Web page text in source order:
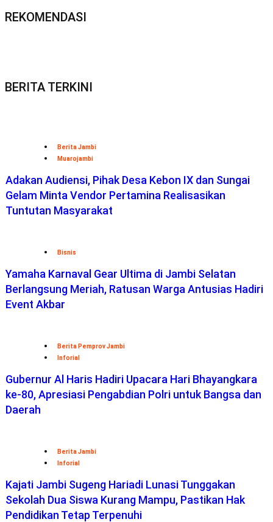
REKOMENDASI
BERITA TERKINI
Berita Jambi
Muarojambi
Adakan Audiensi, Pihak Desa Kebon IX dan Sungai
Gelam Minta Vendor Pertamina Realisasikan
Tuntutan Masyarakat
Bisnis
Yamaha Karnaval Gear Ultima di Jambi Selatan
Berlangsung Meriah, Ratusan Warga Antusias Hadiri
Event Akbar
Berita Pemprov Jambi
Inforial
Gubernur Al Haris Hadiri Upacara Hari Bhayangkara
ke-80, Apresiasi Pengabdian Polri untuk Bangsa dan
Daerah
Berita Jambi
Inforial
Kajati Jambi Sugeng Hariadi Lunasi Tunggakan
Sekolah Dua Siswa Kurang Mampu, Pastikan Hak
Pendidikan Tetap Terpenuhi